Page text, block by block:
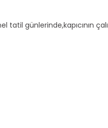
günlerinde,kapıcının